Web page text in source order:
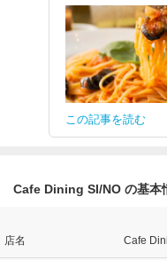
この記事を読む
Cafe Dining SI/NO の基本
店名 Cafe